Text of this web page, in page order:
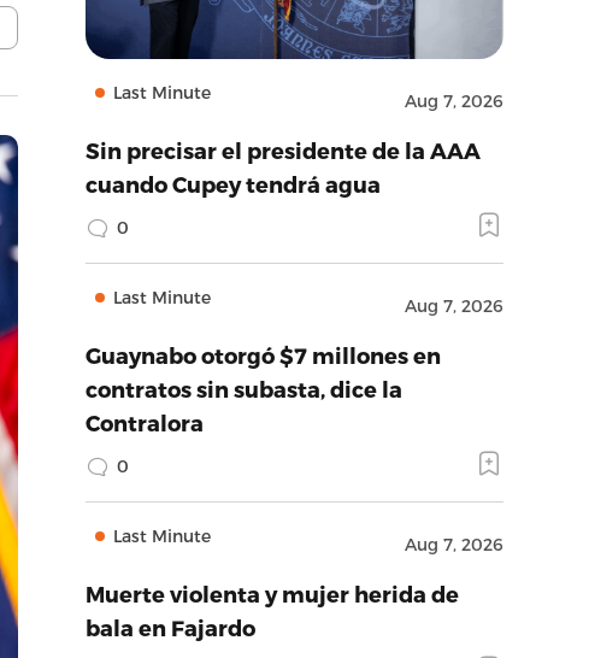
Last Minute Aug 7, 2026
Sin precisar el presidente de la AAA
cuando Cupey tendrá agua
0
Last Minute Aug 7, 2026
Guaynabo otorgó $7 millones en
contratos sin subasta, dice la
Contralora
0
Last Minute Aug 7, 2026
Muerte violenta y mujer herida de
bala en Fajardo